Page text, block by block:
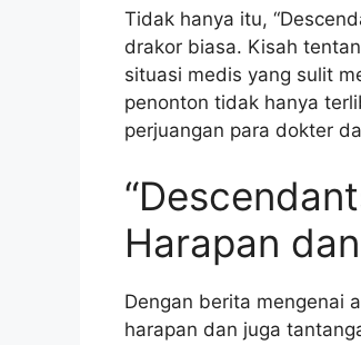
Tidak hanya itu,
drakor biasa. Kisah
situasi medis yang sulit
penonton tidak hanya
perjuangan para dokter
Harapan
Dengan berita mengenai
harapan dan juga